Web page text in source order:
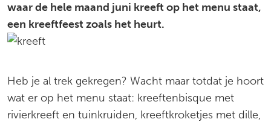
waar de hele maand juni kreeft op het menu staat,
een kreeftfeest zoals het heurt.
Heb je al trek gekregen? Wacht maar totdat je hoort
wat er op het menu staat: kreeftenbisque met
rivierkreeft en tuinkruiden, kreeftkroketjes met dille,